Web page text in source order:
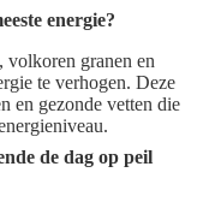
energie?
volkoren granen en
te verhogen. Deze
en gezonde vetten die
de dag op peil